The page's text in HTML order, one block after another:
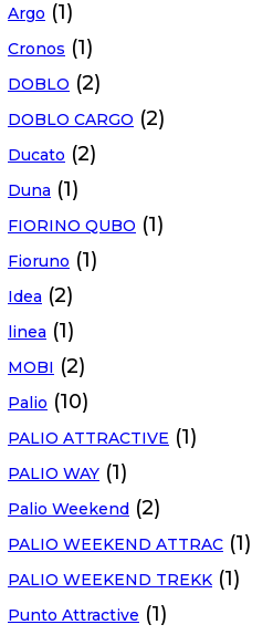
Argo (1)
Cronos (1)
DOBLO (2)
DOBLO CARGO (2)
Ducato (2)
Duna (1)
FIORINO QUBO (1)
Fioruno (1)
Idea (2)
linea (1)
MOBI (2)
Palio (10)
PALIO ATTRACTIVE (1)
PALIO WAY (1)
Palio Weekend (2)
PALIO WEEKEND ATTRAC (1)
PALIO WEEKEND TREKK (1)
Punto Attractive (1)